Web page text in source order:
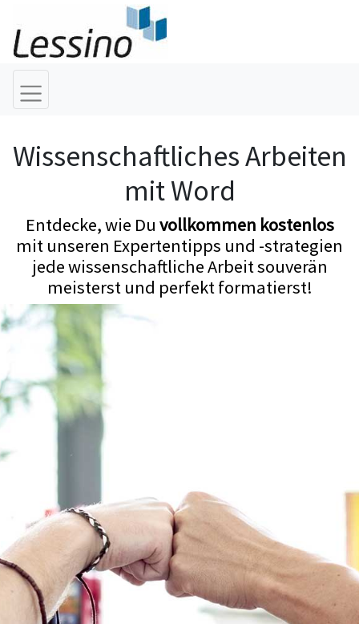
Wissenschaftliches Arbeiten
mit Word
Entdecke, wie Du vollkommen kostenlos
mit unseren Expertentipps und -strategien
jede wissenschaftliche Arbeit souverän
meisterst und perfekt formatierst!